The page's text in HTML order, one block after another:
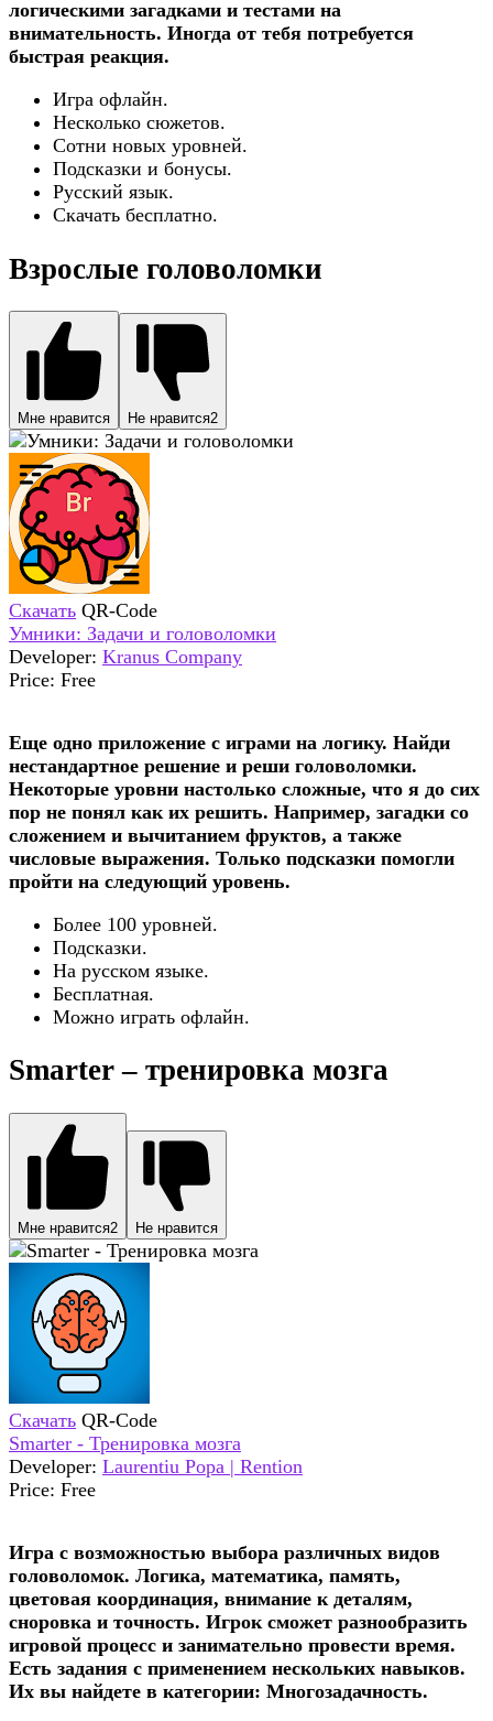
логическими загадками и тестами на
внимательность. Иногда от тебя потребуется
быстрая реакция.
Игра офлайн.
Несколько сюжетов.
Сотни новых уровней.
Подсказки и бонусы.
Русский язык.
Скачать бесплатно.
Взрослые головоломки
Мне нравится Не нравится2
Скачать QR-Code
Умники: Задачи и головоломки
Developer: Kranus Company
Price: Free
Еще одно приложение с играми на логику. Найди
нестандартное решение и реши головоломки.
Некоторые уровни настолько сложные, что я до сих
пор не понял как их решить. Например, загадки со
сложением и вычитанием фруктов, а также
числовые выражения. Только подсказки помогли
пройти на следующий уровень.
Более 100 уровней.
Подсказки.
На русском языке.
Бесплатная.
Можно играть офлайн.
Smarter – тренировка мозга
Мне нравится2 Не нравится
Скачать QR-Code
Smarter - Тренировка мозга
Developer: Laurentiu Popa | Rention
Price: Free
Игра с возможностью выбора различных видов
головоломок. Логика, математика, память,
цветовая координация, внимание к деталям,
сноровка и точность. Игрок сможет разнообразить
игровой процесс и занимательно провести время.
Есть задания с применением нескольких навыков.
Их вы найдете в категории: Многозадачность.